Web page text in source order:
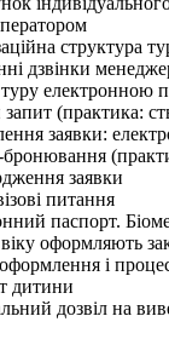
структура
дзвінки
електронною
запит (практика:
заявки:
заявки
питання
паспорт.
оформляють
і
дитини
дозвіл на